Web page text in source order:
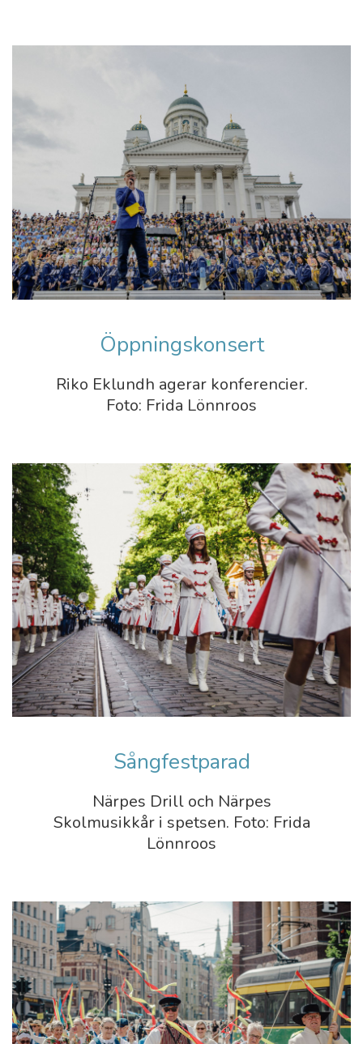
Öppningskonsert
Riko Eklundh agerar konferencier.
Foto: Frida Lönnroos
Sångfestparad
Närpes Drill och Närpes
Skolmusikkår i spetsen. Foto: Frida
Lönnroos